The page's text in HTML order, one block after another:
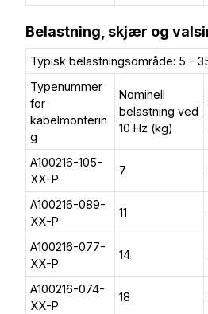
Belastning, skjær og
Typisk belastningsområde: 5 -
Typenummer
for
kabelmonterin
g
Nominell
belastning ved
10 Hz (kg)
A100216-105-
XX-P
7
A100216-089-
XX-P
11
A100216-077-
XX-P
14
A100216-074-
XX-P
18